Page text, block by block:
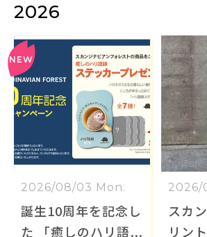
2026
2026/08/03 Mon.
誕生10周年を記念し
た 「癒しのハリ語
2026/
スカ
リン